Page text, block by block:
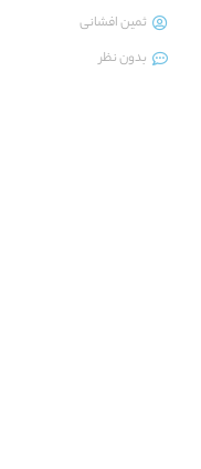
ثمین افشانی
بدون نظر